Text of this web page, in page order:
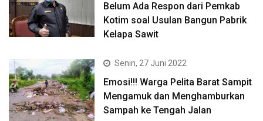
Belum Ada Respon dari Pemkab
Kotim soal Usulan Bangun Pabrik
Kelapa Sawit
Senin, 27 Juni 2022
Emosi!!! Warga Pelita Barat Sampit
Mengamuk dan Menghamburkan
Sampah ke Tengah Jalan